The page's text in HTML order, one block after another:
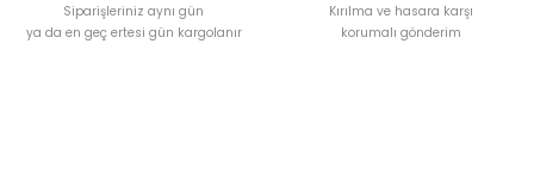
Siparişleriniz aynı gün
ya da en geç ertesi gün kargolanır
Kırılma ve hasara karşı
korumalı gönderim